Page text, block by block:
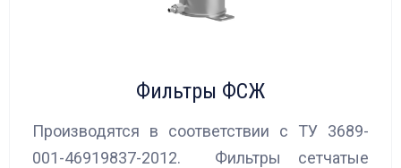
Фильтры ФСЖ
Производятся в соответствии с ТУ 3689-
001-46919837-2012. Фильтры сетчатые